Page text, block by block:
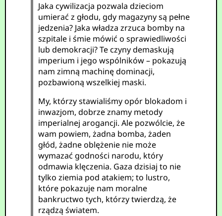
Jaka cywilizacja pozwala dzieciom
umierać z głodu, gdy magazyny są pełne
jedzenia? Jaka władza zrzuca bomby na
szpitale i śmie mówić o sprawiedliwości
lub demokracji? Te czyny demaskują
imperium i jego wspólników – pokazują
nam zimną machinę dominacji,
pozbawioną wszelkiej maski.
My, którzy stawialiśmy opór blokadom i
inwazjom, dobrze znamy metody
imperialnej arogancji. Ale pozwólcie, że
wam powiem, żadna bomba, żaden
głód, żadne oblężenie nie może
wymazać godności narodu, który
odmawia klęczenia. Gaza dzisiaj to nie
tylko ziemia pod atakiem; to lustro,
które pokazuje nam moralne
bankructwo tych, którzy twierdzą, że
rządzą światem.